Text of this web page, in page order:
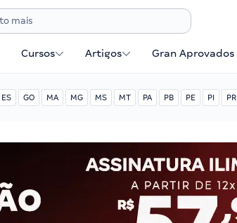
Cursos Artigos Gran Aprovados
ES GO MA MG MS MT PA PB PE PI PR